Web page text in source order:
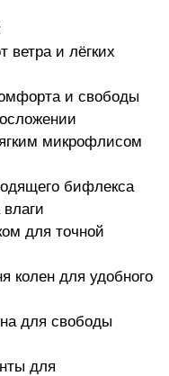
ветра и лёгких
и свободы
микрофлисом
бифлекса
для точной
колен для удобного
для свободы
для